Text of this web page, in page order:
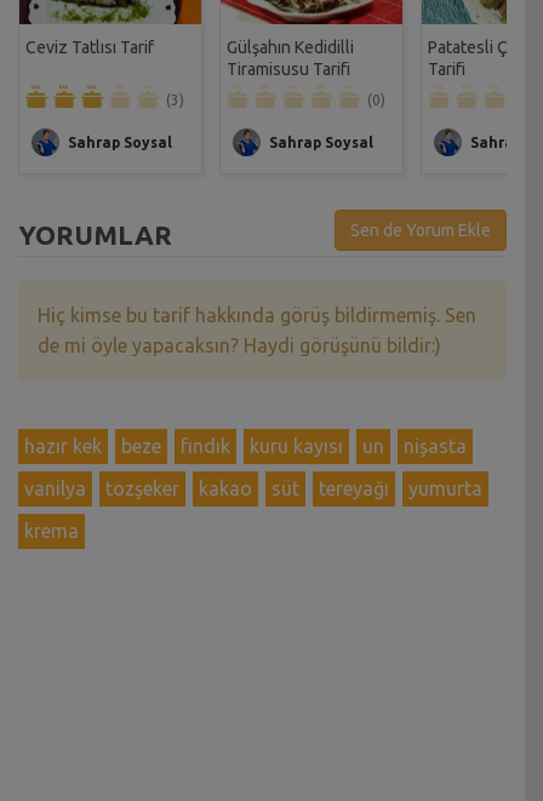
Ceviz Tatlısı Tarif
(3)
Sahrap Soysal
Gülşahın Kedidilli
Tiramisusu Tarifi
(0)
Sahrap Soysal
Patatesli Çıtır
Tarifi
Sahrap
YORUMLAR Sen de Yorum Ekle
Hiç kimse bu tarif hakkında görüş bildirmemiş. Sen
de mi öyle yapacaksın? Haydi görüşünü bildir:)
hazır kek beze fındık kuru kayısı un
nişasta
vanilya
tozşeker kakao süt tereyağı
yumurta
krema